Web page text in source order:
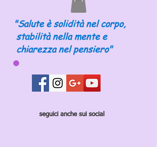
"Salute è solidità nel corpo,
stabilità nella mente e
chiarezza nel pensiero"
seguici anche sui social